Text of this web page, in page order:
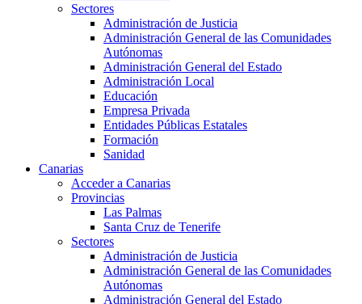
Sectores
Administración de Justicia
Administración General de las Comunidades
Autónomas
Administración General del Estado
Administración Local
Educación
Empresa Privada
Entidades Públicas Estatales
Formación
Sanidad
Canarias
Acceder a Canarias
Provincias
Las Palmas
Santa Cruz de Tenerife
Sectores
Administración de Justicia
Administración General de las Comunidades
Autónomas
Administración General del Estado